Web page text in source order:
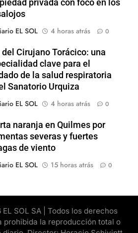
privada con foco en los
EL SOL
4 horas atrás 0
del Cirujano Torácico: una
clave para el
de la salud respiratoria
Sanatorio Urquiza
EL SOL
4 horas atrás 0
naranja en Quilmes por
severas y fuertes
de viento
EL SOL
15 horas atrás 0
SOL SA | Todos los derechos
prohibida la reproducción total o